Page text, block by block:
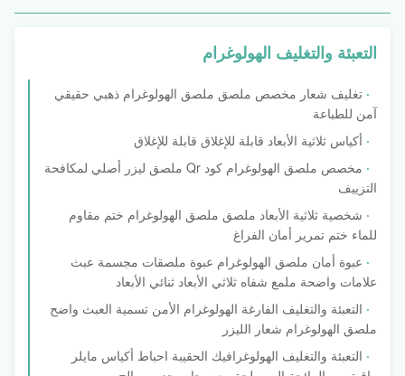
التعبئة والتغليف الهولوغرام
تغليف شعار مخصص ملصق ملصق الهولوغرام ذهبي حقيقي
آمن للطباعة
أكياس ثلاثية الأبعاد قابلة للإغلاق قابلة للإغلاق
مخصص ملصق الهولوغرام كود Qr ملصق ليزر أصلي لمكافحة
التزييف
شخصية ثلاثية الأبعاد ملصق ملصق الهولوغرام ختم مقاوم
للماء ختم تمرير أمان الفراغ
عبوة أمان ملصق الهولوغرام عبوة ملصقات مجسمة عبث
علامات واضحة ملمع شفاه ثلاثي الأبعاد ثنائي الأبعاد
التعبئة والتغليف الفارغة الهولوغرام الأمن تسمية العبث واضح
ملصق الهولوغرام شعار الليزر
التعبئة والتغليف الهولوغرافيك الحقيبة احباط أكياس مايلر